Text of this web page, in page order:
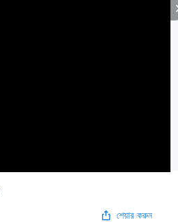
শেয়ার করুন